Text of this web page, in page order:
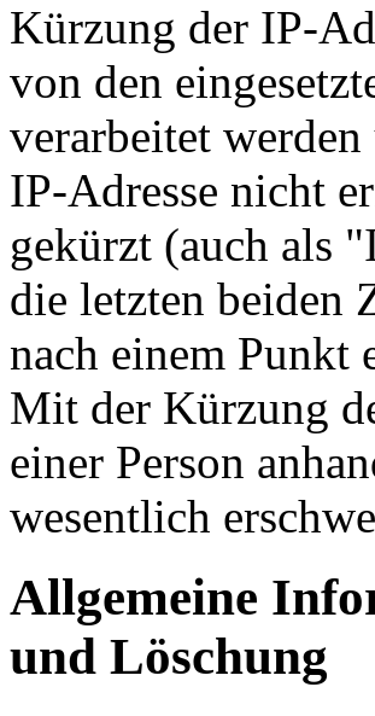
Kürzung der IP-
von den
verarbeitet
IP-Adresse nicht
gekürzt (auch als
die letzten beiden
nach einem Punkt
Mit der Kürzung
einer Person
wesentlich
Allgemeine
und Löschung